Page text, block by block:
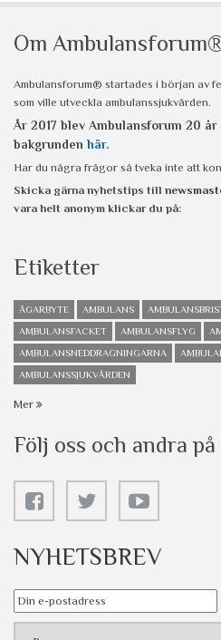
Om
Ambulansforum® startades i början av
som ville utveckla ambulanssjukvården.
År 2017 blev Ambulansforum 20
bakgrunden här.
Har du några frågor så tveka inte att
Skicka gärna nyhetstips till
vara helt anonym klickar du på:
Etiketter
ÄGARBYTE AMBULANS
AMBULANSFACKET
AMBULANSFLYG
AMBULANSNEDDRAGNINGARNA
AMBULANSSJUKVÅRDEN
Mer
Följ oss och andra
NYHETSBREV